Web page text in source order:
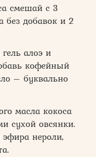
смешай с 3
без добавок и 2
алоэ и
кофейный
– буквально
масла кокоса
сухой овсянки.
нероли,